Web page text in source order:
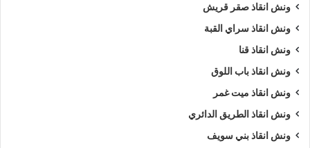
ونش انقاذ صقر قريش
ونش انقاذ سراي القبة
ونش انقاذ قنا
ونش انقاذ باب اللوق
ونش انقاذ ميت غمر
ونش انقاذ الطريق الدائري
ونش انقاذ بني سويف